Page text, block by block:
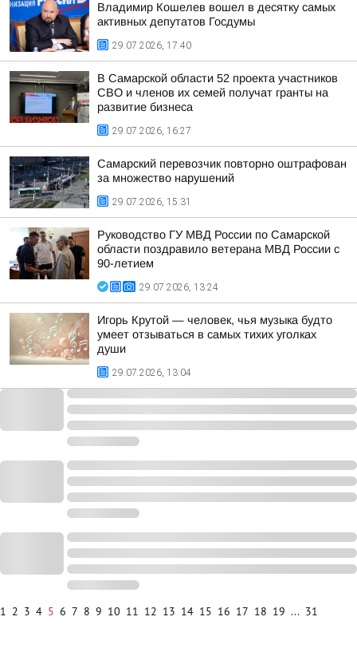
Владимир Кошелев вошел в десятку самых
активных депутатов Госдумы
29.07.2026, 17:40
В Самарской области 52 проекта участников
СВО и членов их семей получат гранты на
развитие бизнеса
29.07.2026, 16:27
Самарский перевозчик повторно оштрафован
за множество нарушений
29.07.2026, 15:31
Руководство ГУ МВД России по Самарской
области поздравило ветерана МВД России с
90-летием
29.07.2026, 13:24
Игорь Крутой — человек, чья музыка будто
умеет отзываться в самых тихих уголках
души
29.07.2026, 13:04
1 2 3 4 5 6 7 8 9 10 11 12 13 14 15 16 17 18 19 ... 31